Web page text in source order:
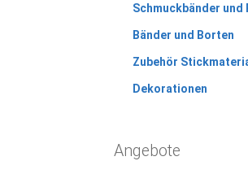
Schmuckbänder und
Bänder und Borten
Zubehör
Dekorationen
Angebote